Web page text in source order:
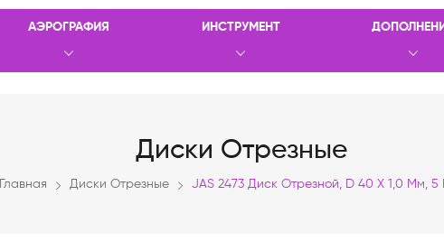
АЭРОГРАФИЯ ИНСТРУМЕНТ
Диски Отрезные
Главная Диски Отрезные JAS 2473 Диск Отрезной, D 40 Х 1,0 Мм, 5